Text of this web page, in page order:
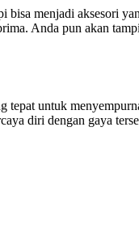
bisa menjadi aksesori
Anda pun akan
tepat untuk
diri dengan gaya